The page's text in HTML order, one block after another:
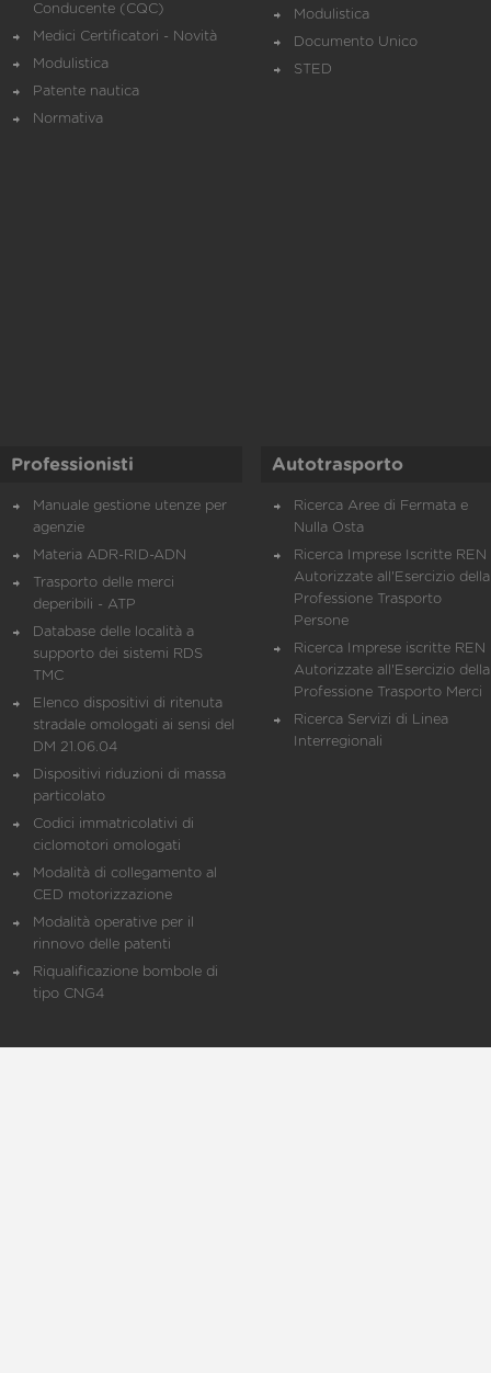
Conducente (CQC)
Medici Certificatori - Novità
Modulistica
Patente nautica
Normativa
Modulistica
Documento Unico
STED
Professionisti
Manuale gestione utenze per
agenzie
Materia ADR-RID-ADN
Trasporto delle merci
deperibili - ATP
Database delle località a
supporto dei sistemi RDS
TMC
Elenco dispositivi di ritenuta
stradale omologati ai sensi del
DM 21.06.04
Dispositivi riduzioni di massa
particolato
Codici immatricolativi di
ciclomotori omologati
Modalità di collegamento al
CED motorizzazione
Modalità operative per il
rinnovo delle patenti
Riqualificazione bombole di
tipo CNG4
Autotrasporto
Ricerca Aree di Fermata e
Nulla Osta
Ricerca Imprese Iscritte REN
Autorizzate all'Esercizio della
Professione Trasporto
Persone
Ricerca Imprese iscritte REN
Autorizzate all'Esercizio della
Professione Trasporto Merci
Ricerca Servizi di Linea
Interregionali